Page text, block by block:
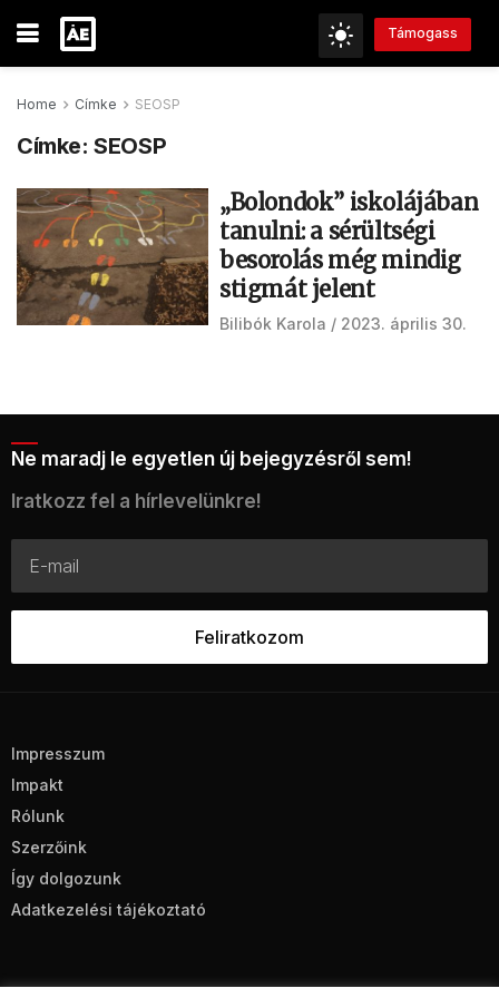
Támogass
Home Címke SEOSP
Címke:SEOSP
„Bolondok” iskolájában
tanulni: a sérültségi
besorolás még mindig
stigmát jelent
Bilibók Karola 2023. április 30.
Ne maradj le egyetlen új bejegyzésről sem!
Iratkozz fel a hírlevelünkre!
Impresszum
Impakt
Rólunk
Szerzőink
Így dolgozunk
Adatkezelési tájékoztató